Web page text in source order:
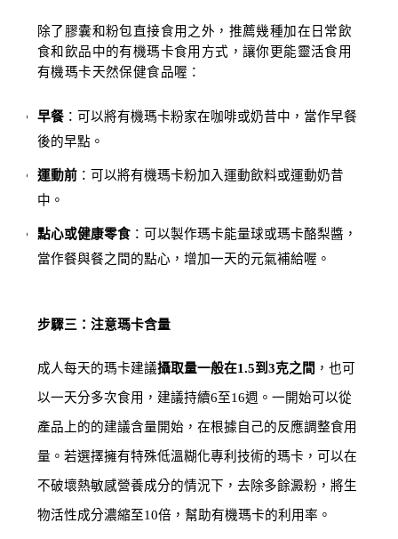
除了膠囊和粉包直接食用之外，推薦幾種加在日常飲
食和飲品中的有機瑪卡食用方式，讓你更能靈活食用
有機瑪卡天然保健食品喔：
早餐 ：可以將有機瑪卡粉家在咖啡或奶昔中，當作早餐
後的早點。
運動前 ：可以將有機瑪卡粉加入運動飲料或運動奶昔
中。
點心或健康零食 ：可以製作瑪卡能量球或瑪卡酪梨醬，
當作餐與餐之間的點心，增加一天的元氣補給喔。
步驟三：注意瑪卡含量
成人每天的瑪卡建議攝取量一般在1.5到3克之間 ，也可
以一天分多次食用，建議持續6至16週。一開始可以從
產品上的的建議含量開始，在根據自己的反應調整食用
量。若選擇擁有特殊低溫糊化專利技術的瑪卡，可以在
不破壞熱敏感營養成分的情況下，去除多餘澱粉，將生
物活性成分濃縮至10倍，幫助有機瑪卡的利用率。